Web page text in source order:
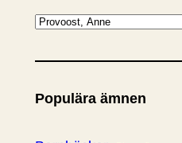
K
t
g
Populära ämnen